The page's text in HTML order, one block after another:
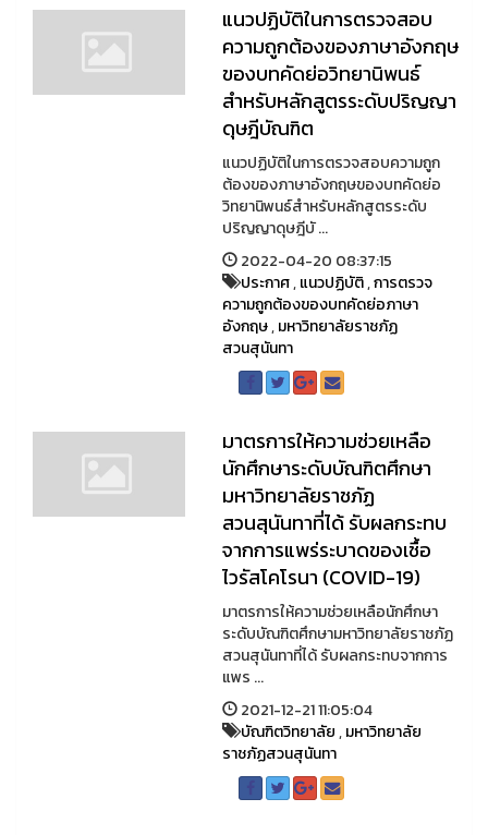
แนวปฏิบัติในการตรวจสอบ
ความถูกต้องของภาษาอังกฤษ
ของบทคัดย่อวิทยานิพนธ์
สำหรับหลักสูตรระดับปริญญา
ดุษฎีบัณฑิต
แนวปฏิบัติในการตรวจสอบความถูก
ต้องของภาษาอังกฤษของบทคัดย่อ
วิทยานิพนธ์สำหรับหลักสูตรระดับ
ปริญญาดุษฎีบั ...
2022-04-20 08:37:15
ประกาศ,แนวปฏิบัติ,การตรวจ
ความถูกต้องของบทคัดย่อภาษา
อังกฤษ,มหาวิทยาลัยราชภัฏ
สวนสุนันทา
มาตรการให้ความช่วยเหลือ
นักศึกษาระดับบัณฑิตศึกษา
มหาวิทยาลัยราชภัฏ
สวนสุนันทาที่ได้ รับผลกระทบ
จากการแพร่ระบาดของเชื้อ
ไวรัสโคโรนา (COVID-19)
มาตรการให้ความช่วยเหลือนักศึกษา
ระดับบัณฑิตศึกษามหาวิทยาลัยราชภัฏ
สวนสุนันทาที่ได้ รับผลกระทบจากการ
แพร ...
2021-12-21 11:05:04
บัณฑิตวิทยาลัย,มหาวิทยาลัย
ราชภัฏสวนสุนันทา